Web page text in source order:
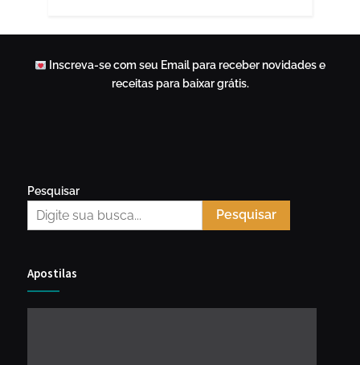
Inscreva-se com seu Email para receber novidades e
receitas para baixar grátis.
Pesquisar
Pesquisar
Apostilas